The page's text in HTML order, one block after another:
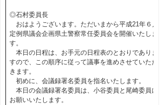
◎石村委員長
おはようございます。ただいまから平成21年６月
定例県議会企画県土警察常任委員会を開催いたしま
す。
本日の日程は、お手元の日程表のとおりでありま
すので、この順序に従って議事を進めさせていただ
きます。
初めに、会議録署名委員を指名いたします。
本日の会議録署名委員は、小谷委員と尾崎委員に
お願いいたします。